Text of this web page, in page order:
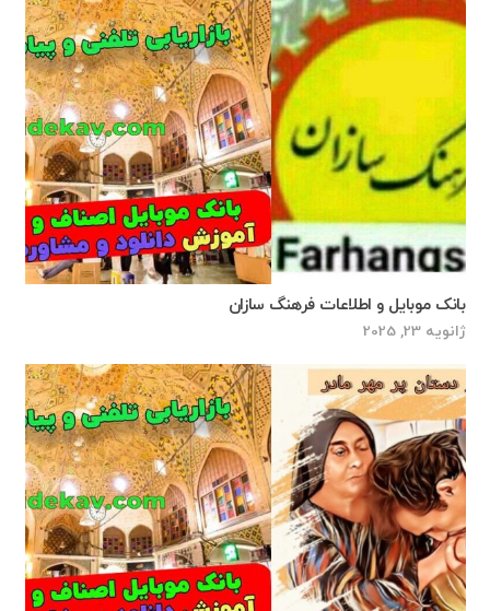
بانک موبایل و اطلاعات فرهنگ سازان
ژانویه 23, 2025